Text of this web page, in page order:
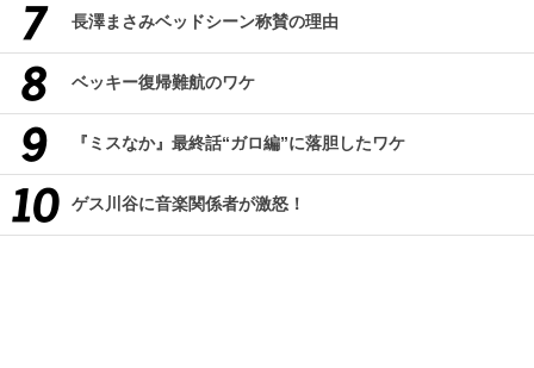
長澤まさみベッドシーン称賛の理由
ベッキー復帰難航のワケ
『ミスなか』最終話“ガロ編”に落胆したワケ
ゲス川谷に音楽関係者が激怒！